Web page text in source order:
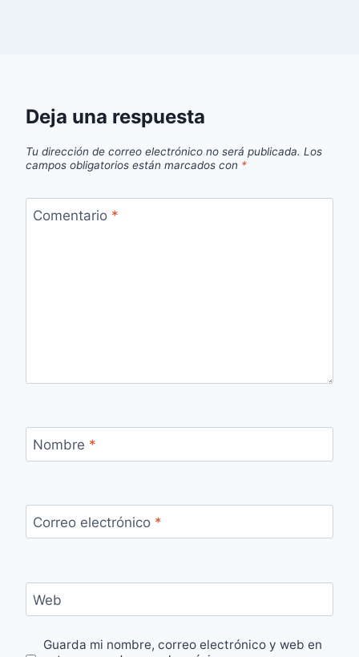
Deja una respuesta
Tu dirección de correo electrónico no será publicada. Los
campos obligatorios están marcados con *
Comentario *
Nombre *
Correo electrónico *
Web
Guarda mi nombre, correo electrónico y web en